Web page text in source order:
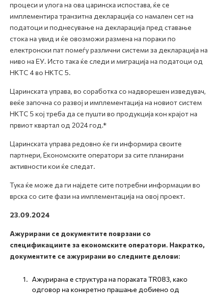
процеси и улога на ова царинска испостава, ќе се
имплементира транзитна декларација со намален сет на
податоци и поднесување на декларација пред ставање
стока на увид и ќе овозможи размена на пораки по
електронски пат помеѓу различни системи за декларација на
ниво на ЕУ. Исто така ќе следи и миграција на податоци од
НКТС 4 во НКТС 5.
Царинската управа, во соработка со надворешен изведувач,
веќе започна со развој и имплементација на новиот систем
НКТС 5 кој треба да се пушти во продукција кон крајот на
првиот квартал од 2024 год.*
Царинската управа редовно ќе ги информира своите
партнери, Економските оператори за сите планирани
активности кои ќе следат.
Тука ќе може да ги најдете сите потребни информации во
врска со сите фази на имплементација на овој проект.
23.09.2024
Ажурирани се документите поврзани со
спецификациите за економските оператори. Накратко,
документите се ажурирани во следните делови:
Ажурирана е структура на пораката TR083, како
одговор на конкретно прашање добиено од